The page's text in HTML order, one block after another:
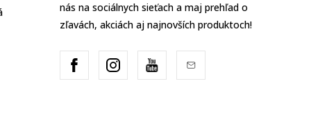
nás na sociálnych sieťach a maj prehľad o
zľavách, akciách aj najnovších produktoch!